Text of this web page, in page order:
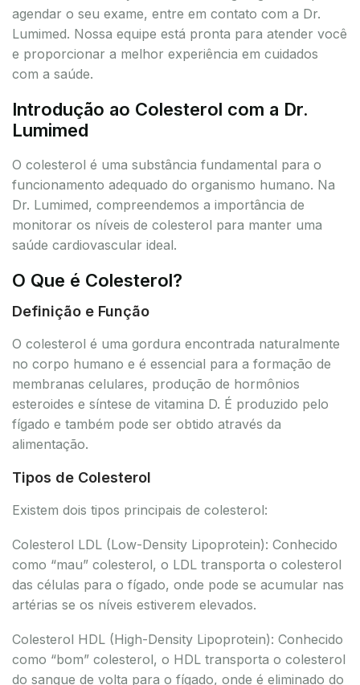
agendar o seu exame, entre em contato com a Dr.
Lumimed. Nossa equipe está pronta para atender você
e proporcionar a melhor experiência em cuidados
com a saúde.
Introdução ao Colesterol com a Dr.
Lumimed
O colesterol é uma substância fundamental para o
funcionamento adequado do organismo humano. Na
Dr. Lumimed, compreendemos a importância de
monitorar os níveis de colesterol para manter uma
saúde cardiovascular ideal.
O Que é Colesterol?
Definição e Função
O colesterol é uma gordura encontrada naturalmente
no corpo humano e é essencial para a formação de
membranas celulares, produção de hormônios
esteroides e síntese de vitamina D. É produzido pelo
fígado e também pode ser obtido através da
alimentação.
Tipos de Colesterol
Existem dois tipos principais de colesterol:
Colesterol LDL (Low-Density Lipoprotein): Conhecido
como “mau” colesterol, o LDL transporta o colesterol
das células para o fígado, onde pode se acumular nas
artérias se os níveis estiverem elevados.
Colesterol HDL (High-Density Lipoprotein): Conhecido
como “bom” colesterol, o HDL transporta o colesterol
do sangue de volta para o fígado, onde é eliminado do